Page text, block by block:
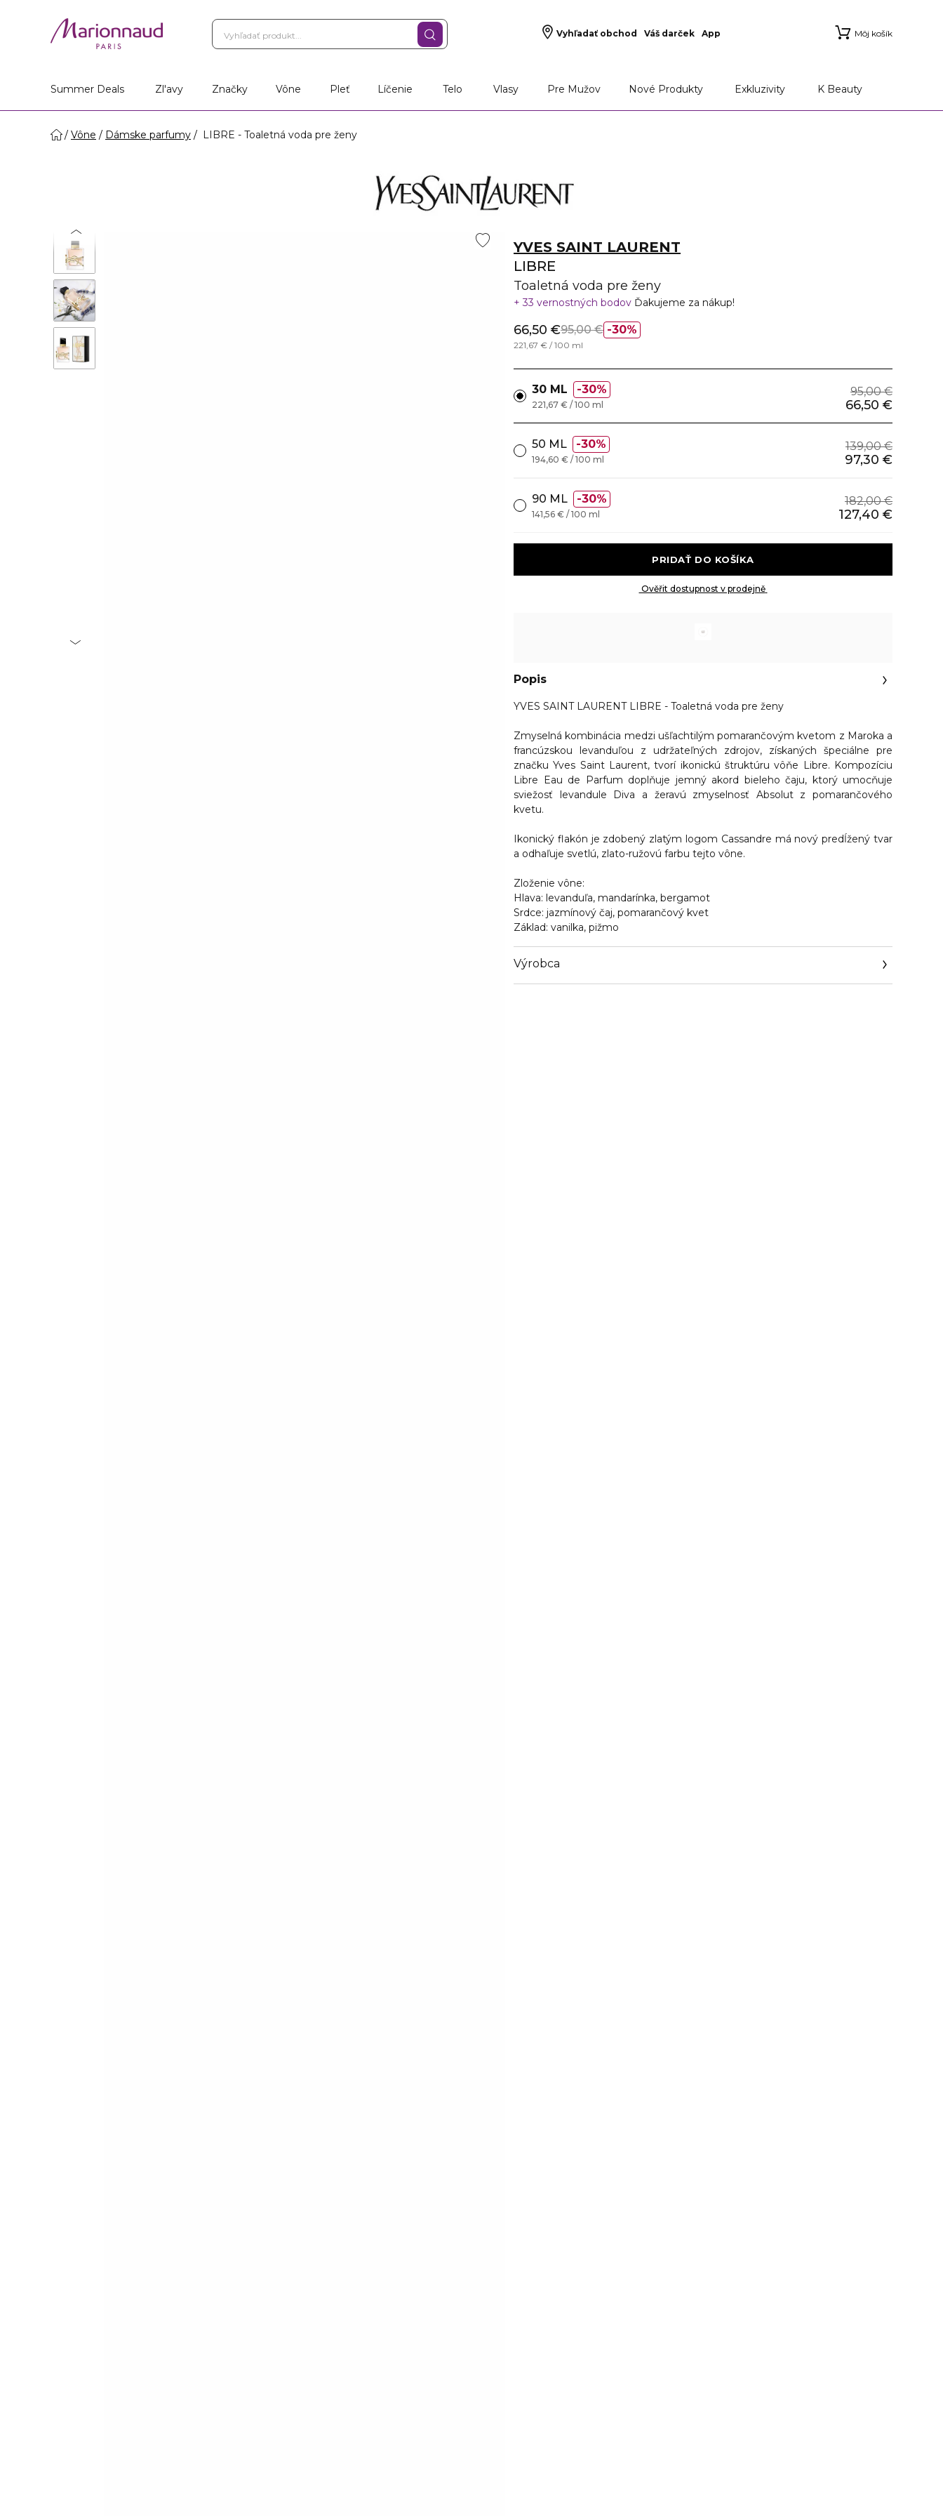
Vyhľadať obchod Váš darček App Môj košík
Summer Deals Zl'avy Značky Vône Pleť Líčenie Telo Vlasy Pre Mužov Nové Produkty Exkluzivity K Beauty
Vône Dámske parfumy LIBRE - Toaletná voda pre ženy
YVES SAINT LAURENT
LIBRE
Toaletná voda pre ženy
33 vernostných bodov Ďakujeme za nákup!
30%
66,50 €95,00 €
221,67 € / 100 ml
30 ML 30% 95,00 €
66,50 €
221,67 € / 100 ml
50 ML 30% 139,00 €
97,30 €
194,60 € / 100 ml
90 ML 30% 182,00 €
127,40 €
141,56 € / 100 ml
Ověřit dostupnost v prodejně
Popis
YVES SAINT LAURENT LIBRE - Toaletná voda pre ženy
Zmyselná kombinácia medzi ušľachtilým pomarančovým kvetom z Maroka a
francúzskou levanduľou z udržateľných zdrojov, získaných špeciálne pre
značku Yves Saint Laurent, tvorí ikonickú štruktúru vôňe Libre. Kompozíciu
Libre Eau de Parfum doplňuje jemný akord bieleho čaju, ktorý umocňuje
sviežosť levandule Diva a žeravú zmyselnosť Absolut z pomarančového
kvetu.
Ikonický flakón je zdobený zlatým logom Cassandre má nový predĺžený tvar
a odhaľuje svetlú, zlato-ružovú farbu tejto vône.
Zloženie vône:
Hlava: levanduľa, mandarínka, bergamot
Srdce: jazmínový čaj, pomarančový kvet
Základ: vanilka, pižmo
Výrobca